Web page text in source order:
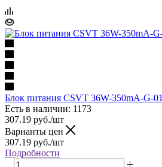
Блок питания CSVT 36W-350mA-G-01
Есть в наличии: 1173
307.19 руб./шт
Варианты цен
307.19 руб./шт
Подробности